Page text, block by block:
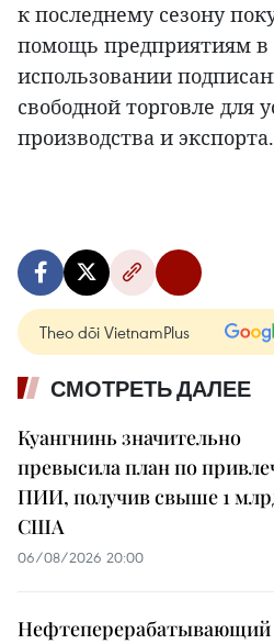
к последнему сезону
помощь предприятиям
использовании
свободной торговле для
производства и
Theo dõi VietnamPlus
СМОТРЕТЬ ДАЛЕЕ
Куангнинь значительно
превысила план по
ПИИ, получив свыше 1
США
06/08/2026 20:00
Нефтеперерабатывающий